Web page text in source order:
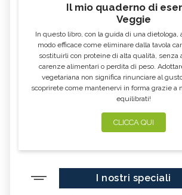
Il mio quaderno di
Veggie
In questo libro, con la guida di una dietologa,
modo efficace come eliminare dalla tavola
sostituirli con proteine di alta qualità, senza
carenze alimentari o perdita di peso.
vegetariana non significa rinunciare al
scoprirete come mantenervi in forma grazie a
equilibrati!
CLICCA QUI
I nostri speciali